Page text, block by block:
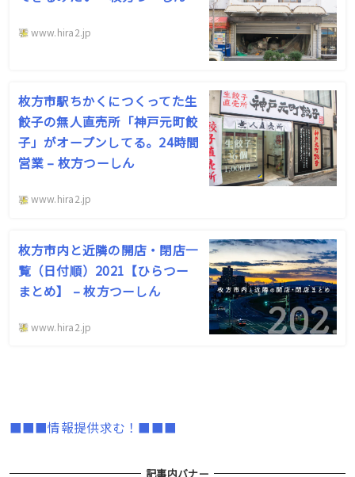
www.hira2.jp
枚方市駅ちかくにつくってた生
餃子の無人直売所「神戸元町餃
子」がオープンしてる。24時間
営業 – 枚方つーしん
www.hira2.jp
枚方市内と近隣の開店・閉店一
覧（日付順）2021【ひらつー
まとめ】 – 枚方つーしん
www.hira2.jp
■■■情報提供求む！■■■
記事内バナー